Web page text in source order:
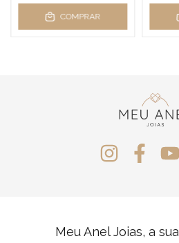
COMPRAR
Meu Anel Joias, a